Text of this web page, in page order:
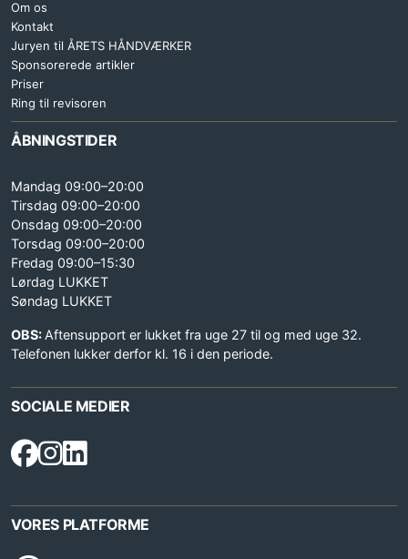
Om os
Kontakt
Juryen til ÅRETS HÅNDVÆRKER
Sponsorerede artikler
Priser
Ring til revisoren
ÅBNINGSTIDER
Mandag 09:00–20:00
Tirsdag 09:00–20:00
Onsdag 09:00–20:00
Torsdag 09:00–20:00
Fredag 09:00–15:30
Lørdag LUKKET
Søndag LUKKET
OBS: Aftensupport er lukket fra uge 27 til og med uge 32.
Telefonen lukker derfor kl. 16 i den periode.
SOCIALE MEDIER
VORES PLATFORME